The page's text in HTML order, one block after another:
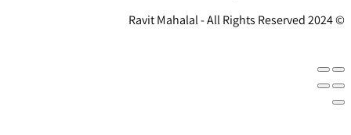
© 2024 Ravit Mahalal - All Rights Reserved